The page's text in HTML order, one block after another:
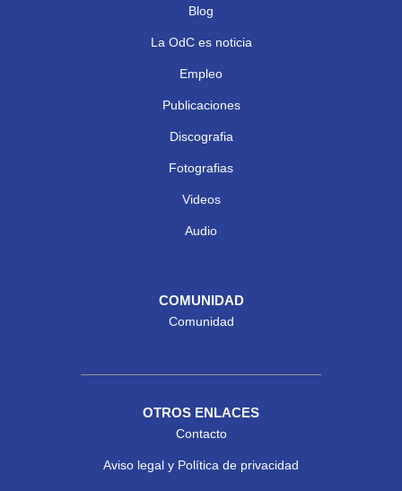
Blog
La OdC es noticia
Empleo
Publicaciones
Discografia
Fotografias
Videos
Audio
COMUNIDAD
Comunidad
OTROS ENLACES
Contacto
Aviso legal y Política de privacidad